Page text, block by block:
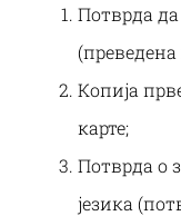
Потврда да
Копија
карте;
Потврда о
језика